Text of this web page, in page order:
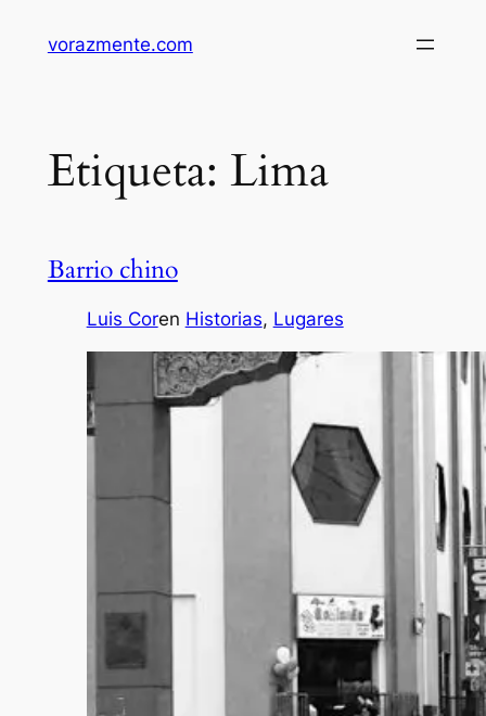
vorazmente.com
Etiqueta: Lima
Barrio chino
Luis Coren Historias, Lugares